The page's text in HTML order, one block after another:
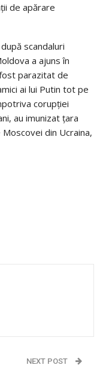
de apărare
scandaluri
a ajuns în
parazitat de
ai lui Putin tot pe
corupției
au imunizat țara
din Ucraina,
NEXT POST